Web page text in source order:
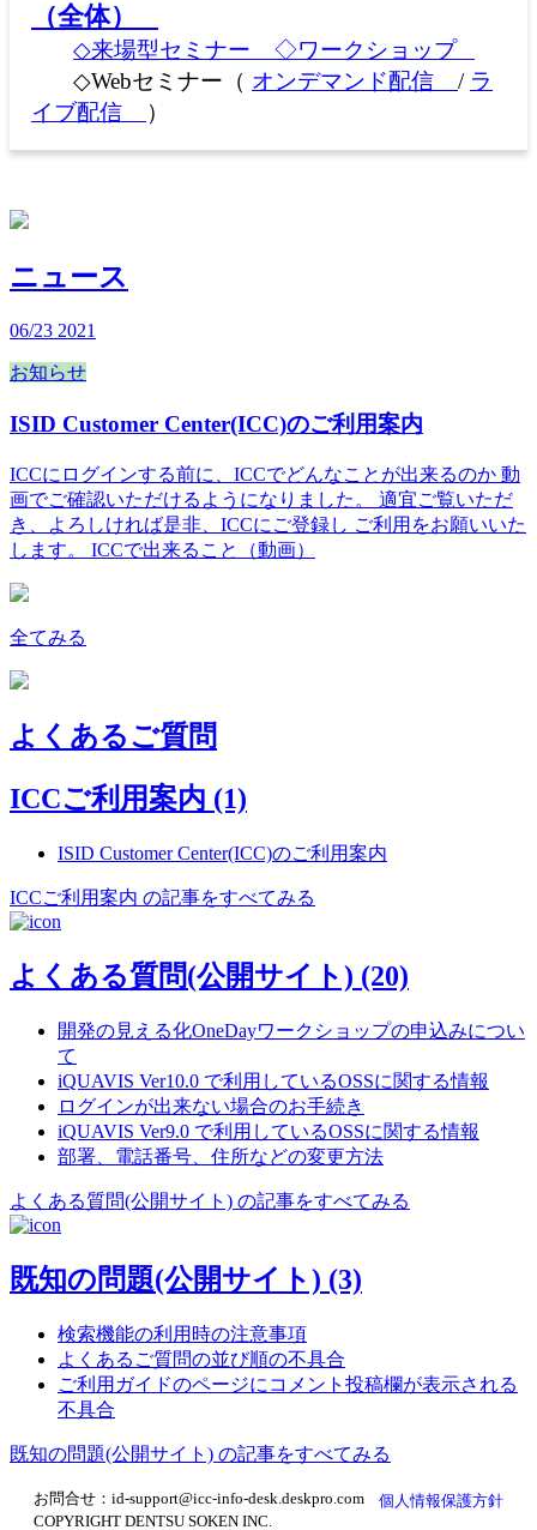
（全体）
◇来場型セミナー ◇ワークショップ
◇Webセミナー（ オンデマンド配信 / ラ
イブ配信
）
ニュース
06/23 2021
お知らせ
ISID Customer Center(ICC)のご利用案内
ICCにログインする前に、ICCでどんなことが出来るのか 動
画でご確認いただけるようになりました。 適宜ご覧いただ
き、よろしければ是非、ICCにご登録し ご利用をお願いいた
します。 ICCで出来ること（動画）
全てみる
よくあるご質問
ICCご利用案内 (1)
ISID Customer Center(ICC)のご利用案内
ICCご利用案内 の記事をすべてみる
よくある質問(公開サイト) (20)
開発の見える化OneDayワークショップの申込みについ
て
iQUAVIS Ver10.0 で利用しているOSSに関する情報
ログインが出来ない場合のお手続き
iQUAVIS Ver9.0 で利用しているOSSに関する情報
部署、電話番号、住所などの変更方法
よくある質問(公開サイト) の記事をすべてみる
既知の問題(公開サイト) (3)
検索機能の利用時の注意事項
よくあるご質問の並び順の不具合
ご利用ガイドのページにコメント投稿欄が表示される
不具合
既知の問題(公開サイト) の記事をすべてみる
お問合せ：id-support@icc-info-desk.deskpro.com
COPYRIGHT DENTSU SOKEN INC.
個人情報保護方針